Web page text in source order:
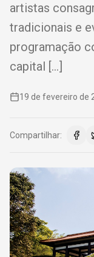
artistas
tradicionais e
programação
capital […]
19 de fevereiro de
Compartilhar: